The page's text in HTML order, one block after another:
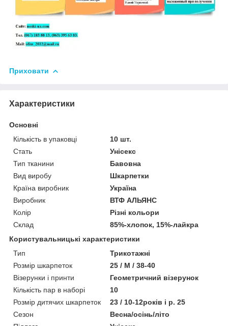
Приховати
Характеристики
Основні
Кількість в упаковці
10 шт.
Стать
Унісекс
Тип тканини
Бавовна
Вид виробу
Шкарпетки
Країна виробник
Україна
Виробник
ВТФ АЛЬЯНС
Колір
Різні кольори
Склад
85%-хлопок, 15%-лайкра
Користувальницькі характеристики
Тип
Трикотажні
Розмір шкарпеток
25 / M / 38-40
Візерунки і принти
Геометричний візерунок
Кількість пар в наборі
10
Розмір дитячих шкарпеток
23 / 10-12років і р. 25
Сезон
Весна/осінь/літо